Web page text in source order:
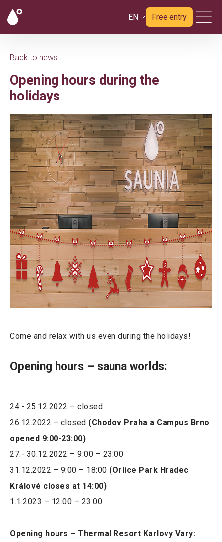
EN Free entry
Back to news
Opening hours during the
holidays
Come and relax with us even during the holidays!
Opening hours – sauna worlds:
24.- 25.12.2022 – closed
26.12.2022 – closed (Chodov Praha a Campus Brno
opened 9:00-23:00)
27.- 30.12.2022 – 9:00 – 23:00
31.12.2022 – 9:00 – 18:00 (Orlice Park Hradec
Králové closes at 14:00)
1.1.2023 – 12:00 – 23:00
Opening hours – Thermal Resort Karlovy Vary: